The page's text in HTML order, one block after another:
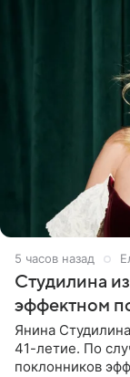
5 часов назад
Студилина
эффектном
Янина
41-летие. По
поклонников